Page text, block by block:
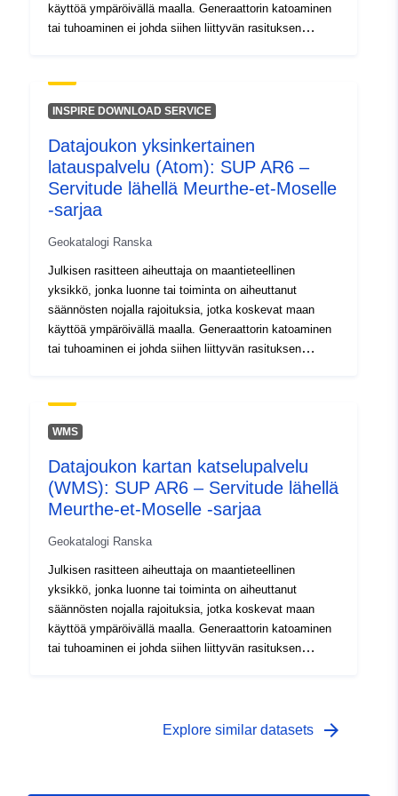
48.35004044 ], [
7.12316418, 49.56255341 ]
resurssi:
Tunnisteet:
http://descartes-dev.cete-
86eedf91b629
uriRef:
http://data.europa.eu/88u/dataset/
120066022-srv-947e097b-189e-
Tyyppi:
käyttöä ympäröivällä maalla. Generaattorin katoaminen
tai tuhoaminen ei johda siihen liittyvän rasituksen
poistaa kyseisen rasituksen vaikutukset. Ks.
puolustuslain L. 2161–1 §. Eristysvyöhykkeet ja
ampumatarvikkeiden, ilotulitusvälineiden tai räjähteiden
säilyttämiseen, käsittelyyn tai valmistukseen
käytettävien liikkeiden ja laitosten ympärillä sijaitsevista
lisävarusteista 8. elokuuta 1929 annetun lain nojalla
INSPIRE DOWNLOAD SERVICE
Datajoukon yksinkertainen
latauspalvelu (Atom): SUP AR6 –
Servitude lähellä Meurthe-et-Moselle
-sarjaa
Geokatalogi Ranska
Julkisen rasitteen aiheuttaja on maantieteellinen
yksikkö, jonka luonne tai toiminta on aiheuttanut
säännösten nojalla rajoituksia, jotka koskevat maan
käyttöä ympäröivällä maalla. Generaattorin katoaminen
tai tuhoaminen ei johda siihen liittyvän rasituksen
poistaa kyseisen rasituksen vaikutukset. Ks.
puolustuslain L. 2161–1 §. Eristysvyöhykkeet ja
ampumatarvikkeiden, ilotulitusvälineiden tai räjähteiden
säilyttämiseen, käsittelyyn tai valmistukseen
käytettävien liikkeiden ja laitosten ympärillä sijaitsevista
WMS
Datajoukon kartan katselupalvelu
(WMS): SUP AR6 – Servitude lähellä
Meurthe-et-Moselle -sarjaa
Geokatalogi Ranska
Julkisen rasitteen aiheuttaja on maantieteellinen
yksikkö, jonka luonne tai toiminta on aiheuttanut
säännösten nojalla rajoituksia, jotka koskevat maan
käyttöä ympäröivällä maalla. Generaattorin katoaminen
tai tuhoaminen ei johda siihen liittyvän rasituksen
puolustuslain L. 2161–1 §. Eristysvyöhykkeet jaExplore similar datasets arrow_forward